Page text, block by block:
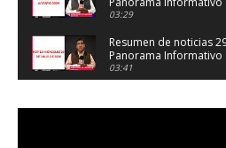
03:29
Resumen de noticias
Panorama Informativo
03:41
Panorama Informativo